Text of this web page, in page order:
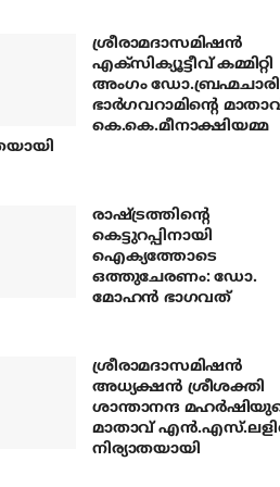
ശ്രീരാമദാസമിഷന്‍
എക്‌സിക്യൂട്ടീവ് കമ്മിറ്റി
അംഗം ഡോ.ബ്രഹ്മചാരി
ഭാര്‍ഗവറാമിന്റെ
കെ.കെ.മീനാക്ഷിയമ്മ
രാഷ്ട്രത്തിന്റെ
കെട്ടുറപ്പിനായി
ഐക്യത്തോടെ
ഒത്തുചേരണം: ഡോ.
മോഹന്‍ ഭാഗവത്
ശ്രീരാമദാസമിഷന്‍
അധ്യക്ഷന്‍ ശ്രീശക്തി
ശാന്താനന്ദ
മാതാവ്
നിര്യാതയായി